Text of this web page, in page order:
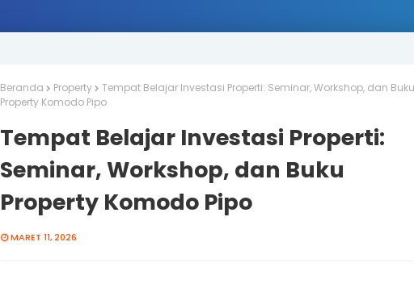
Beranda Property
Tempat Belajar Investasi Properti: Seminar, Workshop, dan Buku
Property Komodo Pipo
Tempat Belajar Investasi Properti:
Seminar, Workshop, dan Buku
Property Komodo Pipo
MARET 11, 2026